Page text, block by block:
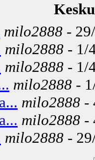
milo2888 -
milo2888 - 1/
milo2888 - 1/
milo2888 -
milo2888 -
milo2888 -
milo2888 -